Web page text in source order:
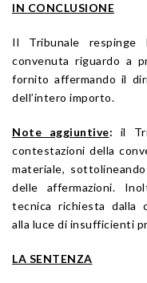
IN CONCLUSIONE
Il Tribunale respinge
convenuta riguardo a
fornito affermando il
dell’intero importo.
Note aggiuntive: il
contestazioni della
materiale,
delle affermazioni.
tecnica richiesta dalla
alla luce di insufficienti
LA SENTENZA